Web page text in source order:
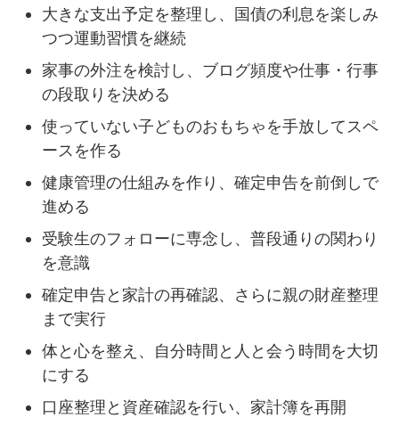
大きな支出予定を整理し、国債の利息を楽しみ
つつ運動習慣を継続
家事の外注を検討し、ブログ頻度や仕事・行事
の段取りを決める
使っていない子どものおもちゃを手放してスペ
ースを作る
健康管理の仕組みを作り、確定申告を前倒しで
進める
受験生のフォローに専念し、普段通りの関わり
を意識
確定申告と家計の再確認、さらに親の財産整理
まで実行
体と心を整え、自分時間と人と会う時間を大切
にする
口座整理と資産確認を行い、家計簿を再開